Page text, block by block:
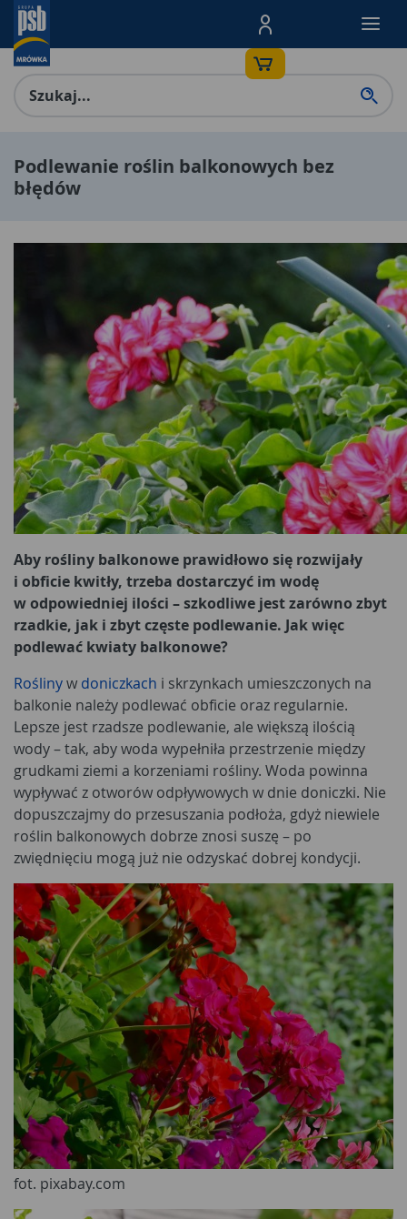
Menu Produktów,
Podlewanie roślin balkonowych bez
błędów
Aby rośliny balkonowe prawidłowo się rozwijały
i obficie kwitły, trzeba dostarczyć im wodę
w odpowiedniej ilości – szkodliwe jest zarówno zbyt
rzadkie, jak i zbyt częste podlewanie. Jak więc
podlewać kwiaty balkonowe?
Roślinyw doniczkach i skrzynkach umieszczonych na
balkonie należy podlewać obficie oraz regularnie.
Lepsze jest rzadsze podlewanie, ale większą ilością
wody – tak, aby woda wypełniła przestrzenie między
grudkami ziemi a korzeniami rośliny. Woda powinna
wypływać z otworów odpływowych w dnie doniczki. Nie
dopuszczajmy do przesuszania podłoża, gdyż niewiele
roślin balkonowych dobrze znosi suszę – po
zwiędnięciu mogą już nie odzyskać dobrej kondycji.
fot. pixabay.com